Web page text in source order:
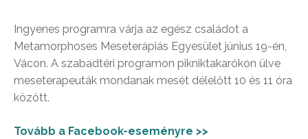
Ingyenes programra várja az egész családot a
Metamorphoses Meseterápiás Egyesület június 19-én,
Vácon. A szabadtéri programon pikniktakarókon ülve
meseterapeuták mondanak mesét délelőtt 10 és 11 óra
között.
Tovább a Facebook-eseményre >>